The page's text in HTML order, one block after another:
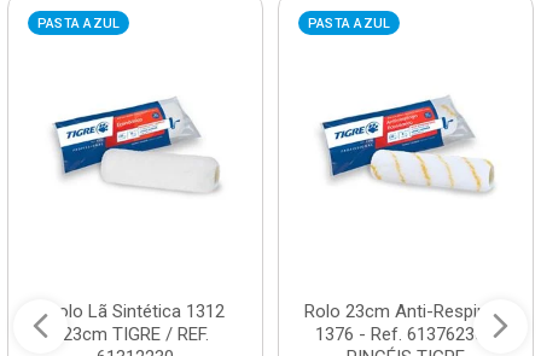
PASTA AZUL
Rolo Lã Sintética 1312
23cm TIGRE / REF.
PASTA AZUL
Rolo 23cm Anti-Respingo
1376 - Ref. 61376230 -